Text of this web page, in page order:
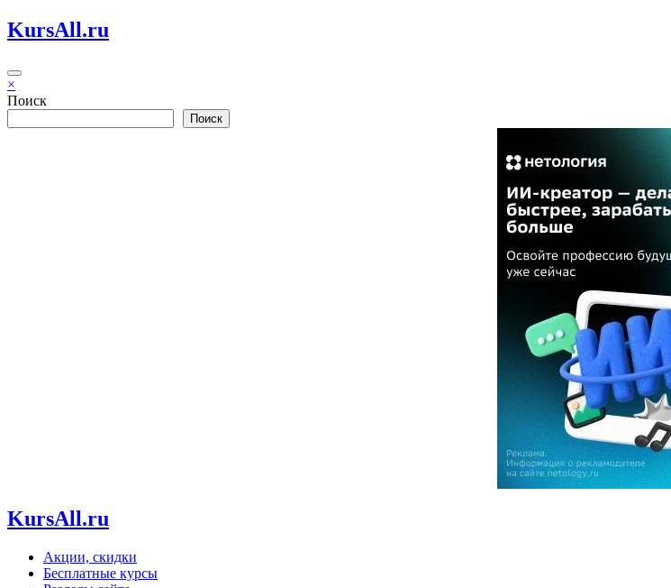
Перейти
к
KursAll.ru
×
Поиск
Поиск
KursAll.ru
Акции, скидки
Бесплатные курсы